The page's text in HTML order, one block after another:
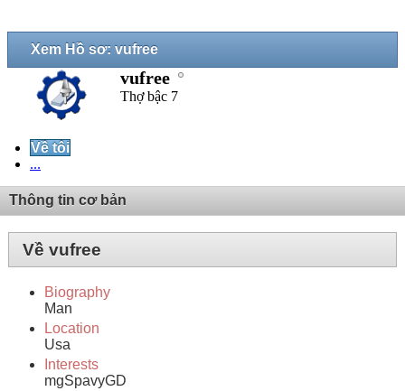
Xem Hồ sơ: vufree
vufree
Thợ bậc 7
Về tôi
...
Thông tin cơ bản
Về vufree
Biography
Man
Location
Usa
Interests
mgSpavyGD